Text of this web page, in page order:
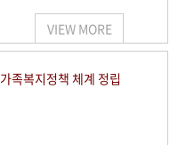
VIEW MORE
가족복지정책 체계 정립